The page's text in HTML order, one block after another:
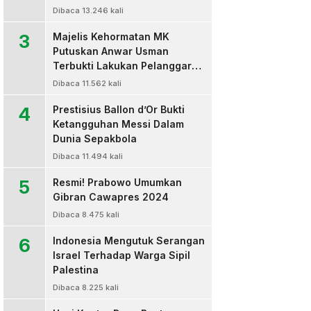
Dibaca 13.246 kali
3
Majelis Kehormatan MK
Putuskan Anwar Usman
Terbukti Lakukan Pelanggaran
Berat Kode Etik dan
Dibaca 11.562 kali
4
Prestisius Ballon d’Or Bukti
Ketangguhan Messi Dalam
Dunia Sepakbola
Dibaca 11.494 kali
5
Resmi! Prabowo Umumkan
Gibran Cawapres 2024
Dibaca 8.475 kali
6
Indonesia Mengutuk Serangan
Israel Terhadap Warga Sipil
Palestina
Dibaca 8.225 kali